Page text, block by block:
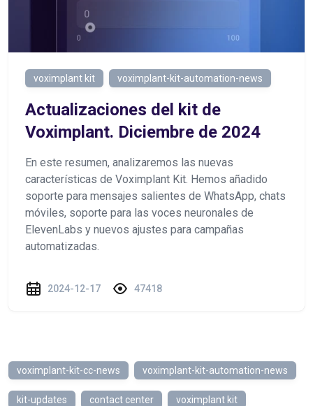
voximplant kit voximplant-kit-automation-news
Actualizaciones del kit de
Voximplant. Diciembre de 2024
En este resumen, analizaremos las nuevas
características de Voximplant Kit. Hemos añadido
soporte para mensajes salientes de WhatsApp, chats
móviles, soporte para las voces neuronales de
ElevenLabs y nuevos ajustes para campañas
automatizadas.
2024-12-17 47418
voximplant-kit-cc-news voximplant-kit-automation-news
kit-updates contact center voximplant kit